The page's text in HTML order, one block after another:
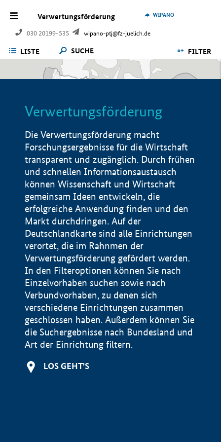
Verwertungsförderung
030 20199-535 wipano-ptj@fz-juelich.de
WIPANO
LISTE SUCHE FILTER
Verwertungsförderung
Die Verwertungsförderung macht
Forschungsergebnisse für die Wirtschaft
transparent und zugänglich. Durch frühen
und schnellen Informationsaustausch
können Wissenschaft und Wirtschaft
gemeinsam Ideen entwickeln, die
erfolgreiche Anwendung finden und den
Markt durchdringen. Auf der
Deutschlandkarte sind alle Einrichtungen
verortet, die im Rahnmen der
Verwertungsförderung gefördert werden.
In den Filteroptionen können Sie nach
Einzelvorhaben suchen sowie nach
Verbundvorhaben, zu denen sich
verschiedene Einrichtungen zusammen
geschlossen haben. Außerdem können Sie
die Suchergebnisse nach Bundesland und
Art der Einrichtung filtern.
LOS GEHT'S